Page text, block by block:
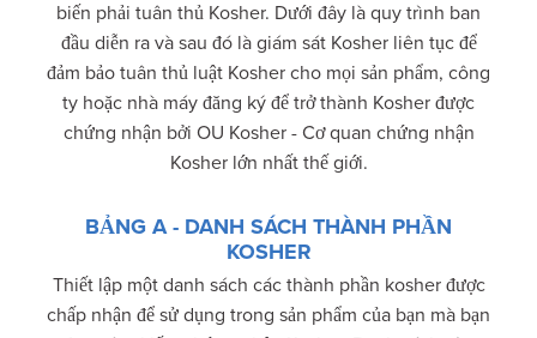
biến phải tuân thủ Kosher. Dưới đây là quy trình ban
đầu diễn ra và sau đó là giám sát Kosher liên tục để
đảm bảo tuân thủ luật Kosher cho mọi sản phẩm, công
ty hoặc nhà máy đăng ký để trở thành Kosher được
chứng nhận bởi OU Kosher - Cơ quan chứng nhận
Kosher lớn nhất thế giới.
BẢNG A - DANH SÁCH THÀNH PHẦN
KOSHER
Thiết lập một danh sách các thành phần kosher được
chấp nhận để sử dụng trong sản phẩm của bạn mà bạn